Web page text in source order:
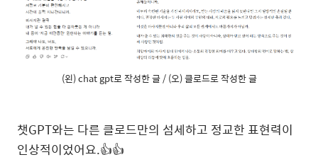
(왼) chat gpt로 작성한 글 / (오) 클로드로 작성한 글
챗GPT와는 다른 클로드만의 섬세하고 정교한 표현력이
인상적이었어요.👍👍